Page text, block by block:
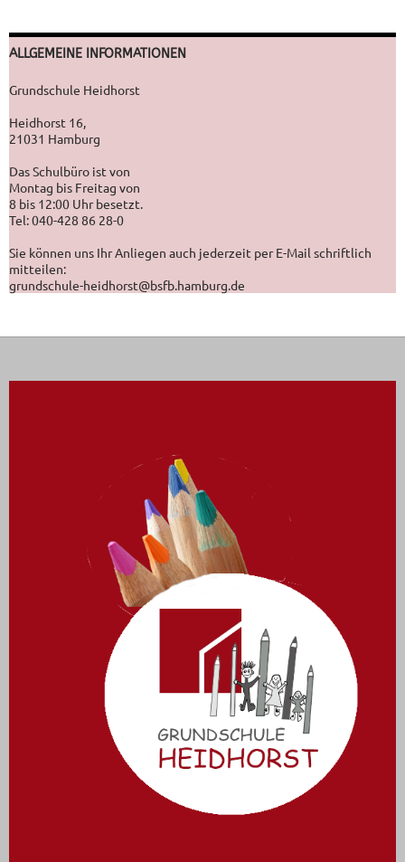
ALLGEMEINE INFORMATIONEN
Grundschule Heidhorst
Heidhorst 16,
21031 Hamburg
Das Schulbüro ist von
Montag bis Freitag von
8 bis 12:00 Uhr besetzt.
Tel: 040-428 86 28-0
Sie können uns Ihr Anliegen auch jederzeit per E-Mail schriftlich
mitteilen:
grundschule-heidhorst@bsfb.hamburg.de